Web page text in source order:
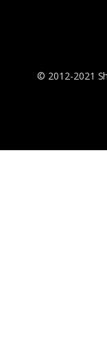
© 2012-2021